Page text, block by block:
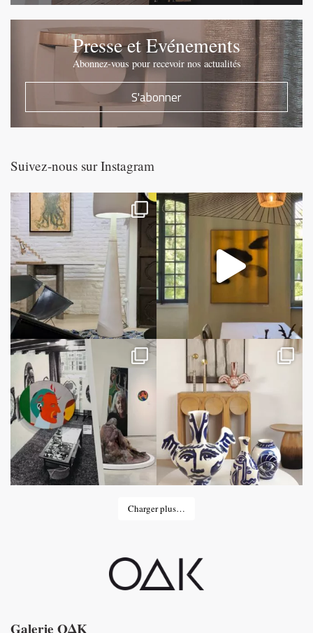
Presse et Evénements
Abonnez-vous pour recevoir nos actualités
S'abonner
Suivez-nous sur Instagram
Charger plus…
Galerie OΔK